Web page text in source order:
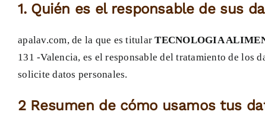
1. Quién es el responsable de sus
apalav.com, de la que es titularTECNOLOGIA
131 -Valencia, es el responsable del tratamiento de los
solicite datos personales.
2 Resumen de cómo usamos tus